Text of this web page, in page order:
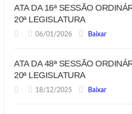
ATA DA 16ª SESSÃO
20ª LEGISLATURA
06/01/2026 Baixar
ATA DA 48ª SESSÃO
20ª LEGISLATURA
18/12/2025 Baixar